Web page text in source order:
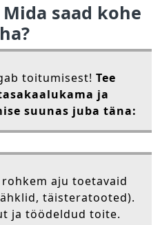
saad kohe
toitumisest! Tee
ja
suunas juba täna:
aju toetavaid
täisteratooted).
ja töödeldud toite.